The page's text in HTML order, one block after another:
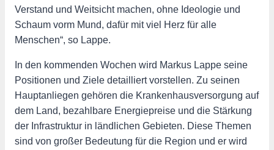
Verstand und Weitsicht machen, ohne Ideologie und
Schaum vorm Mund, dafür mit viel Herz für alle
Menschen“, so Lappe.
In den kommenden Wochen wird Markus Lappe seine
Positionen und Ziele detailliert vorstellen. Zu seinen
Hauptanliegen gehören die Krankenhausversorgung auf
dem Land, bezahlbare Energiepreise und die Stärkung
der Infrastruktur in ländlichen Gebieten. Diese Themen
sind von großer Bedeutung für die Region und er wird